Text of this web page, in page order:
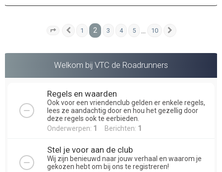
Pagina van10
Vorige
1 2 3 4 5 10
Welkom bij VTC de Roadrunners
Regels en waarden
Ook voor een vriendenclub gelden er enkele regels,
lees ze aandachtig door en hou het gezellig door
deze regels ook te eerbieden.
Onderwerpen: 1 Berichten: 1
Stel je voor aan de club
Wij zijn benieuwd naar jouw verhaal en waarom je
gekozen hebt om bij ons te registreren!